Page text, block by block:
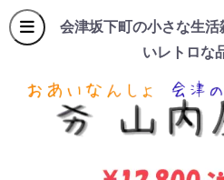
会津坂下町の小さな生
いレトロな